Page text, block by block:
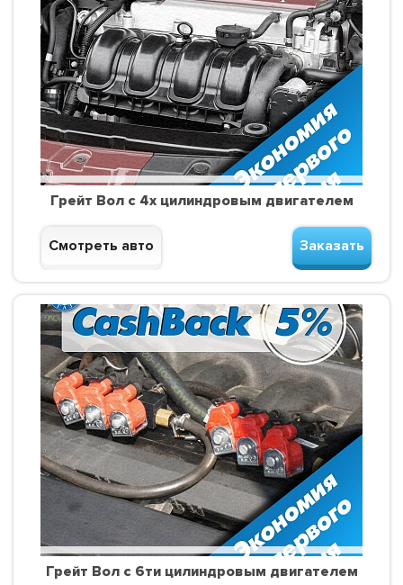
Грейт Вол с 4х цилиндровым двигателем
Смотреть авто Заказать
Грейт Вол с 6ти цилиндровым двигателем